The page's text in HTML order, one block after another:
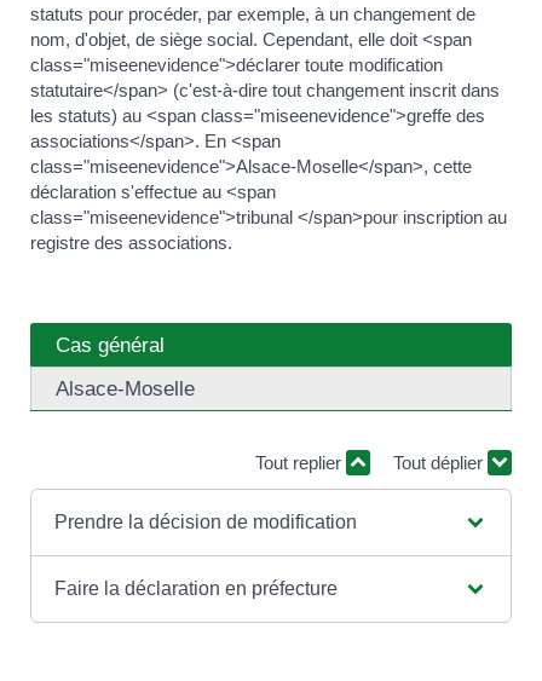
statuts pour procéder, par exemple, à un changement de
nom, d'objet, de siège social. Cependant, elle doit <span
class="miseenevidence">déclarer toute modification
statutaire</span> (c'est-à-dire tout changement inscrit dans
les statuts) au <span class="miseenevidence">greffe des
associations</span>. En <span
class="miseenevidence">Alsace-Moselle</span>, cette
déclaration s'effectue au <span
class="miseenevidence">tribunal </span>pour inscription au
registre des associations.
Cas général
Alsace-Moselle
Tout replier Tout déplier
Prendre la décision de modification
Faire la déclaration en préfecture